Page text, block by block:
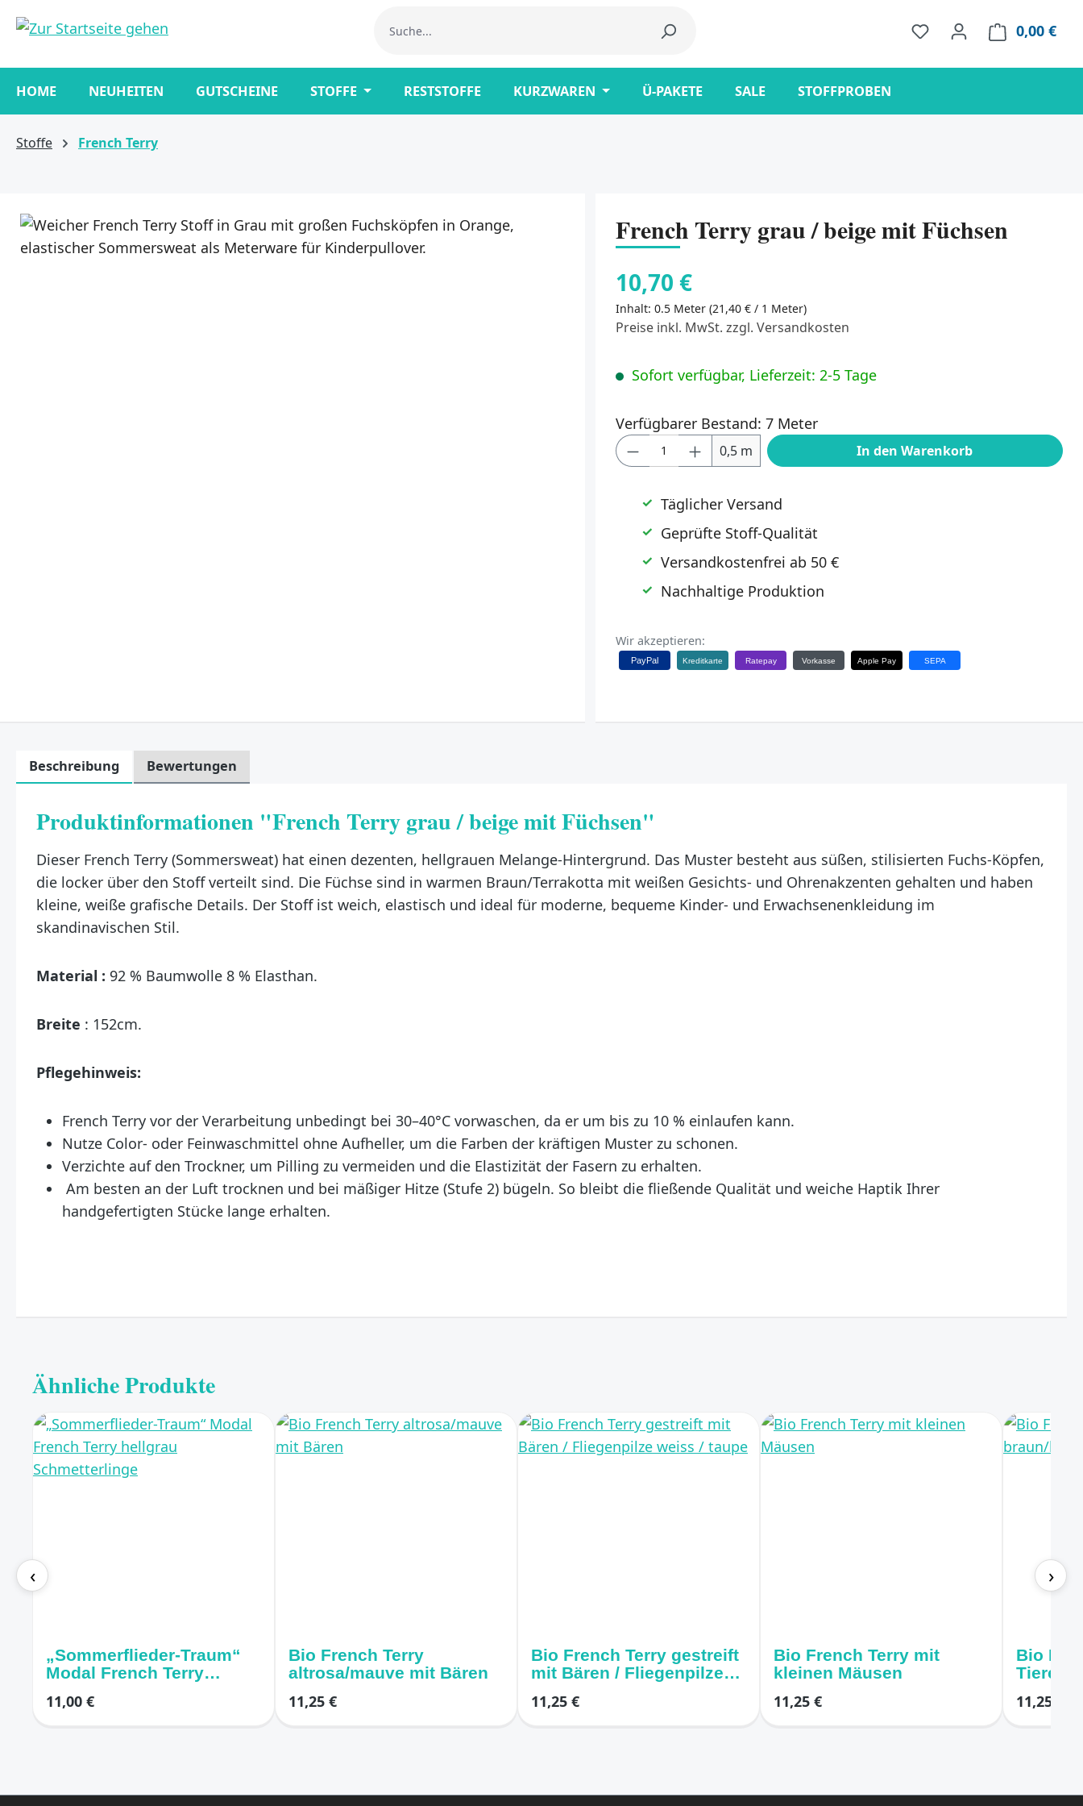
Zur Hauptnavigation springen
0,00 €
HOME NEUHEITEN GUTSCHEINE STOFFE RESTSTOFFE KURZWAREN Ü-PAKETE SALE STOFFPROBEN
Stoffe French Terry
Bildergalerie überspringen French Terry grau / beige mit Füchsen
10,70 €
Inhalt:0.5 Meter(21,40 € / 1 Meter)
Preise inkl. MwSt. zzgl. Versandkosten
Sofort verfügbar, Lieferzeit: 2-5 Tage
Verfügbarer Bestand: 7 Meter
Produkt Anzahl: Gib den gewünschten Wert ein
0,5 m In den Warenkorb
Täglicher Versand
Geprüfte Stoff-Qualität
Versandkostenfrei ab 50 €
Nachhaltige Produktion
Wir akzeptieren:
PayPal Kreditkarte Ratepay Vorkasse Apple Pay SEPA
Beschreibung Bewertungen
Produktinformationen "French Terry grau / beige mit Füchsen"
Dieser French Terry (Sommersweat) hat einen dezenten, hellgrauen Melange-Hintergrund. Das Muster besteht aus süßen, stilisierten Fuchs-Köpfen,
die locker über den Stoff verteilt sind. Die Füchse sind in warmen Braun/Terrakotta mit weißen Gesichts- und Ohrenakzenten gehalten und haben
kleine, weiße grafische Details. Der Stoff ist weich, elastisch und ideal für moderne, bequeme Kinder- und Erwachsenenkleidung im
skandinavischen Stil.
Material : 92 % Baumwolle 8 % Elasthan.
Breite : 152cm.
Pflegehinweis:
French Terry vor der Verarbeitung unbedingt bei 30–40°C vorwaschen, da er um bis zu 10 % einlaufen kann.
Nutze Color- oder Feinwaschmittel ohne Aufheller, um die Farben der kräftigen Muster zu schonen.
Verzichte auf den Trockner, um Pilling zu vermeiden und die Elastizität der Fasern zu erhalten.
Am besten an der Luft trocknen und bei mäßiger Hitze (Stufe 2) bügeln. So bleibt die fließende Qualität und weiche Haptik Ihrer
handgefertigten Stücke lange erhalten.
Ähnliche Produkte
‹
„Sommerflieder-Traum“
Modal French Terry
11,00 €
Bio French Terry
altrosa/mauve mit Bären
11,25 €
Bio French Terry gestreift
mit Bären / Fliegenpilze
11,25 €
Bio French Terry mit
kleinen Mäusen
11,25 €
Bio
Tieren
11,25 €
›